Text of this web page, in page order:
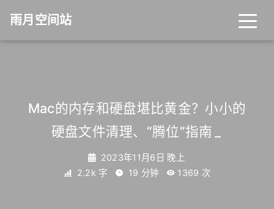
雨月空间站
Mac的内存和硬盘堪比黄金？小小的
硬盘文件清理、“腾位”指南
2023年11月6日 晚上
2.2k 字
19 分钟 1369 次